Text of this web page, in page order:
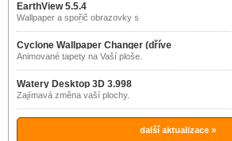
EarthView 5.5.4
Wallpaper a spořič obrazovky s
pohledem na naši planetu.
Cyclone Wallpaper Changer (dříve
Desktop Animator) 1.1
Animované tapety na Vaší ploše.
Watery Desktop 3D 3.998
Zajímavá změna vaší plochy.
další aktualizace »